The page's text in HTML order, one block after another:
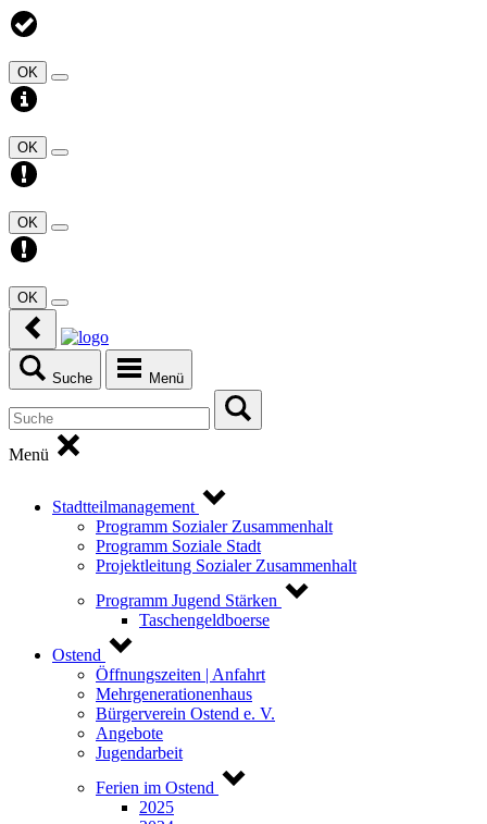
OK
OK
OK
OK
Suche Menü
Menü
Stadtteilmanagement
Programm Sozialer Zusammenhalt
Programm Soziale Stadt
Projektleitung Sozialer Zusammenhalt
Programm Jugend Stärken
Taschengeldboerse
Ostend
Öffnungszeiten | Anfahrt
Mehrgenerationenhaus
Bürgerverein Ostend e. V.
Angebote
Jugendarbeit
Ferien im Ostend
2025